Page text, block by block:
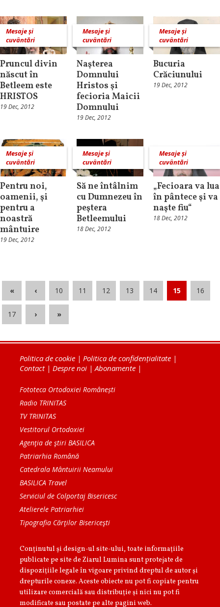
Mesaje și
cuvântări
Pruncul divin
născut în
Betleem este
HRISTOS
19 Dec, 2012
Mesaje și
cuvântări
Naşterea
Domnului
Hristos şi
fecioria Maicii
Domnului
19 Dec, 2012
Mesaje și
cuvântări
Bucuria
Crăciunului
19 Dec, 2012
Mesaje și
cuvântări
Pentru noi,
oamenii, şi
pentru a
noastră
mântuire
19 Dec, 2012
Mesaje și
cuvântări
Să ne întâlnim
cu Dumnezeu în
peştera
Betleemului
18 Dec, 2012
Mesaje și
cuvântări
„Fecioara va lua
în pântece şi va
naşte fiu“
18 Dec, 2012
« ‹ 10 11 12 13 14 15 16
17 › »
Politica de cookie | Politica de confidențialitate |
Contact| Despre noi |Abonamente |
Fototeca Ortodoxiei Românești
Radio TRINITAS
TV TRINITAS
Vestitorul Ortodoxiei
Agenţia de ştiri BASILICA
Patriarhia Română
Catedrala Mântuirii Neamului
BASILICA Travel
Serviciul de Colportaj Bisericesc
Atelierele Patriarhiei
Tipografia Cărţilor Bisericeşti
Conținutul și design-ul site-ului, toate informaţiile
publicate pe site de Ziarul Lumina sunt protejate de
dispoziţiile legale în vigoare privind dreptul de autor şi
drepturile conexe. Aceste obiecte nu pot fi copiate pentru
utilizare comercială sau distribuţie şi nici nu pot fi
modificate sau postate pe alte pagini web.